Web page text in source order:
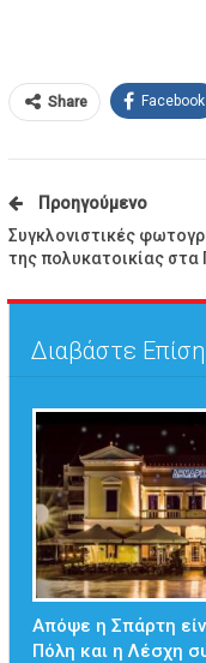
Share Facebook
Προηγούμενο
Συγκλονιστικές
της πολυκατοικίας
Διαβάστε
Απόψε η Σπάρτη
Πόλη και η Λέσχη